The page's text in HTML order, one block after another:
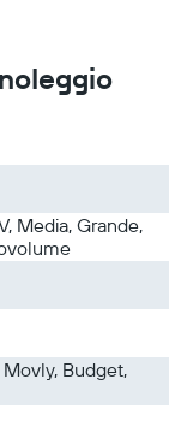
Media, Grande,
Budget,